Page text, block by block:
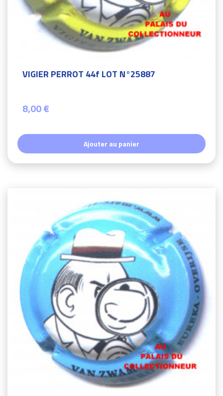
VIGIER PERROT 44f LOT N°25887
8,00 €
Ajouter au panier